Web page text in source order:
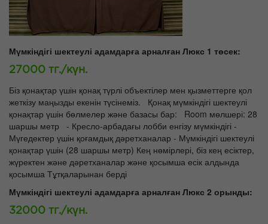
Мүмкіндігі шектеулі адамдарға арналған Люкс 1 төсек:
27000 тг./күн.
Біз қонақтар үшін қонақ түрлі объектілер мен қызметтерге қол
жеткізу маңызды екенін түсінеміз. Қонақ мүмкіндігі шектеулі
қонақтар үшін бөлмелер және базасы бар: Room мөлшері: 28
шаршы метр - Кресло-арбадағы лобби енгізу мүмкіндігі -
Мүгедектер үшін қоғамдық дәретханалар - Мүмкіндігі шектеулі
қонақтар үшін (28 шаршы метр) Кең нөмірлері, біз кең есіктер,
жүректен және дәретханалар және қосымша есік алдында
қосымша Тұтқаларынан берді
Мүмкіндігі шектеулі адамдарға арналған Люкс 2 орынды:
32000 тг./күн.